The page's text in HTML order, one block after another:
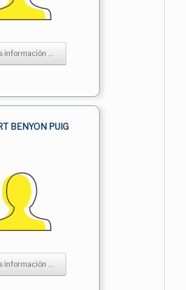
información ...
BENYON PUIG
información ...